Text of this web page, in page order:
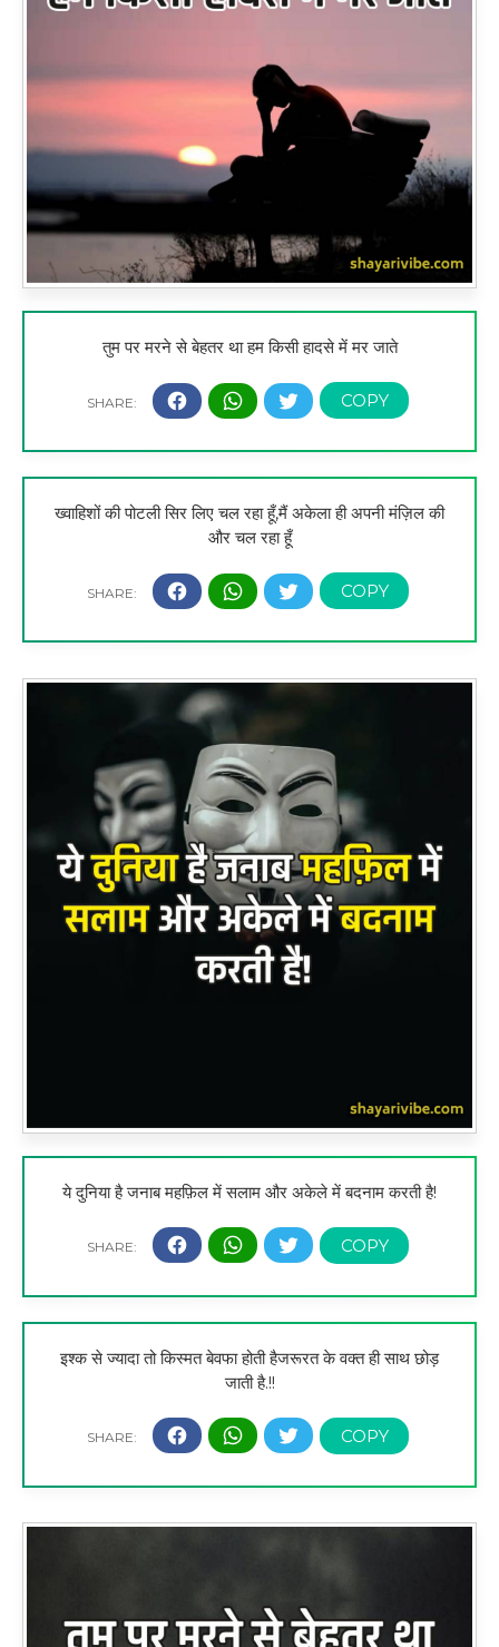
तुम पर मरने से बेहतर था हम किसी हादसे में मर जाते
ख्वाहिशों की पोटली सिर लिए चल रहा हूँ,मैं अकेला ही अपनी मंज़िल की
और चल रहा हूँ
ये दुनिया है जनाब महफ़िल में सलाम और अकेले में बदनाम करती है!
इश्क से ज्यादा तो किस्मत बेवफा होती हैजरूरत के वक्त ही साथ छोड़
जाती है.!!